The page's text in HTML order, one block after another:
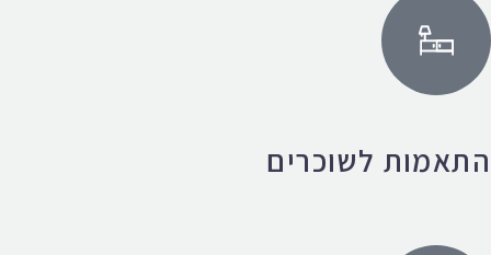
התאמות לשוכרים